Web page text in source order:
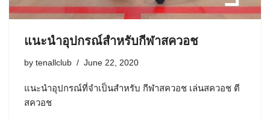
แนะนำอุปกรณ์สำหรับกีฬาสควอช
by tenallclub June 22, 2020
แนะนำอุปกรณ์ที่จำเป็นสำหรับ กีฬาสควอช เล่นสควอช ตี
สควอช